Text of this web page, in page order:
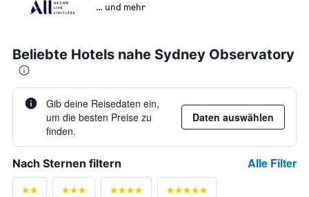
… und mehr
Beliebte Hotels nahe Sydney Observatory
Gib deine Reisedaten ein,
um die besten Preise zu
finden.
Daten auswählen
Nach Sternen filtern Alle Filter